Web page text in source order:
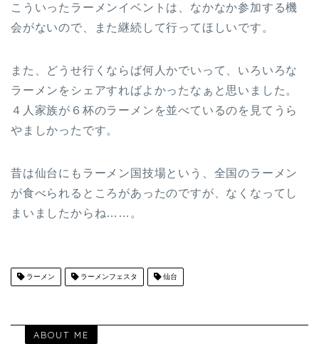
こういったラーメンイベントは、なかなか参加する機
会がないので、また継続して行ってほしいです。
また、どうせ行くならば何人かでいって、いろいろな
ラーメンをシェアすればよかったなぁと思いました。
４人家族が６杯のラーメンを並べているのを見てうら
やましかったです。
昔は仙台にもラーメン国技場という、全国のラーメン
が食べられるところがあったのですが、なくなってし
まいましたからね……。
ラーメン ラーメンフェスタ 仙台
ABOUT ME